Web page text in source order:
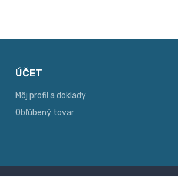
ÚČET
Môj profil a doklady
Obľúbený tovar